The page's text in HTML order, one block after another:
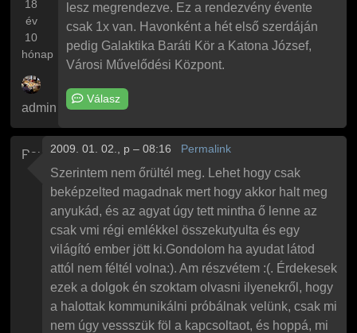
18
év
10
hónap
admin
lesz megrendezve. Ez a rendezvény évente
csak 1x van. Havonként a hét első szerdáján
pedig Galaktika Baráti Kör a Katona József,
Városi Művelődési Központ.
Válasz
Paul 2009. 01. 02., p – 08:16 Permalink
Szerintem nem őrültél meg. Lehet hogy csak
beképzelted magadnak mert hogy akkor halt meg
anyukád, és az agyat úgy tett mintha ő lenne az
csak vmi régi emlékkel összekutyulta és egy
világító ember jött ki.Gondolom ha ayudat látod
attól nem féltél volna:). Am részvétem :(. Érdekesek
ezek a dolgok én szoktam olvasni ilyenekről, hogy
a halottak kommunikálni próbálnak velünk, csak mi
nem úgy vessszük föl a kapcsoltaot, és hoppá, mi